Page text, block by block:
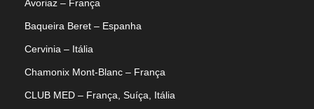
Avoriaz – França
Baqueira Beret – Espanha
Cervinia – Itália
Chamonix Mont-Blanc – França
CLUB MED – França, Suíça, Itália